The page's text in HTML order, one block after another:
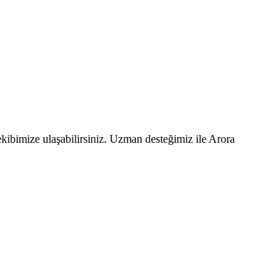
ulaşabilirsiniz. Uzman desteğimiz ile Arora